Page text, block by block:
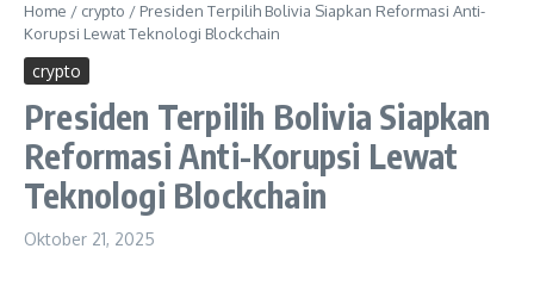
Home / crypto / Presiden Terpilih Bolivia Siapkan Reformasi Anti-
Korupsi Lewat Teknologi Blockchain
crypto
Presiden Terpilih Bolivia Siapkan
Reformasi Anti-Korupsi Lewat
Teknologi Blockchain
Oktober 21, 2025